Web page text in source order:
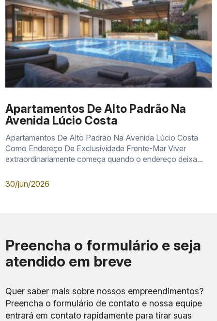
Apartamentos De Alto Padrão Na
Avenida Lúcio Costa
Apartamentos De Alto Padrão Na Avenida Lúcio Costa
Como Endereço De Exclusividade Frente-Mar Viver
extraordinariamente começa quando o endereço deixa...
30/jun/2026
Preencha o formulário e seja
atendido em breve
Quer saber mais sobre nossos empreendimentos?
Preencha o formulário de contato e nossa equipe
entrará em contato rapidamente para tirar suas